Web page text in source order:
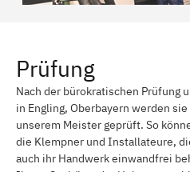
Prüfung
Nach der bürokratischen Prüfung
in Engling, Oberbayern werden
unserem Meister geprüft. So
die Klempner und Installateure,
auch ihr Handwerk einwandfrei